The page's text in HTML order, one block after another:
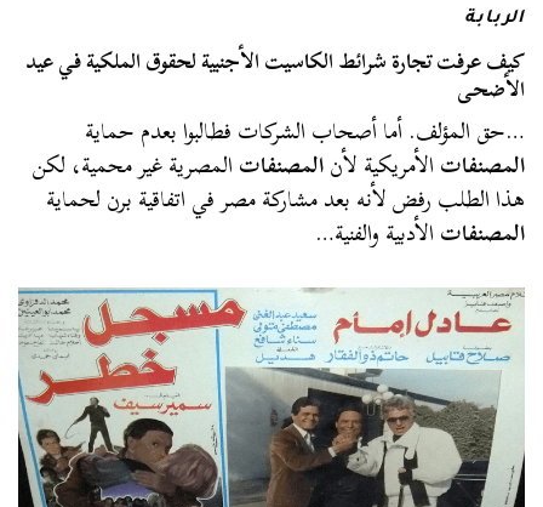
الربابة
كيف عرفت تجارة شرائط الكاسيت الأجنبية لحقوق الملكية في عيد
الأضحى
…حق المؤلف. أما أصحاب الشركات فطالبوا بعدم حماية
المصنفاتالأمريكية لأنالمصنفاتالمصرية غير محمية، لكن
هذا الطلب رفض لأنه بعد مشاركة مصر في اتفاقية برن لحماية
المصنفاتالأدبية والفنية…